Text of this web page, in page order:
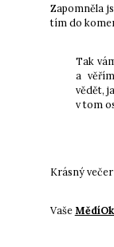
Zapomněla
tím do
Tak
a
vědět,
v tom
Krásný
Vaše